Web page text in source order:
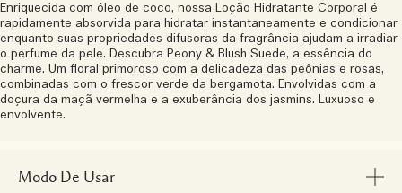
Enriquecida com óleo de coco, nossa Loção Hidratante Corporal é
rapidamente absorvida para hidratar instantaneamente e condicionar
enquanto suas propriedades difusoras da fragrância ajudam a irradiar
o perfume da pele. Descubra Peony & Blush Suede, a essência do
charme. Um floral primoroso com a delicadeza das peônias e rosas,
combinadas com o frescor verde da bergamota. Envolvidas com a
doçura da maçã vermelha e a exuberância dos jasmins. Luxuoso e
envolvente.
Modo De Usar